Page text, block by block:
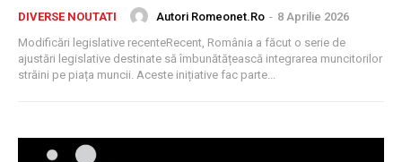
DIVERSE NOUTATI Autori Romeonet.ro - 8 Aprilie 2026
Modificări legislative recenteRecent, România a făcut o serie de
ajustări legislative destinate să îmbunătățească integrarea muncitorilor
străini pe piața muncii. Aceste inițiative fac parte...